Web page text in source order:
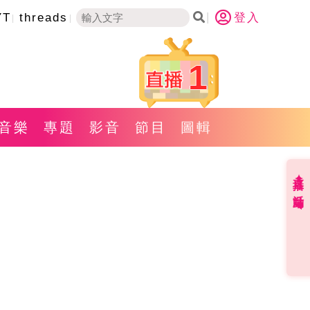
threads 登入
1
樂 專題 影音 節目 圖輯
直播✦活動